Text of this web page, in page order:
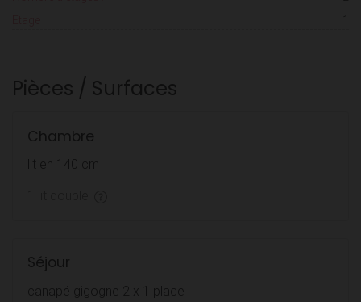
Pièces / Surfaces
Chambre
lit en 140 cm
Séjour
canapé gigogne 2 x 1 place